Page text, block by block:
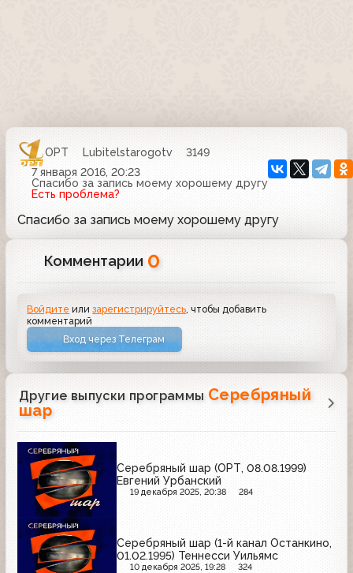
ОРТ Lubitelstarogotv
3149
7 января 2016, 20:23
Спасибо за запись моему хорошему другу
Есть проблема?
Спасибо за запись моему хорошему другу
Комментарии 0
Войдите илизарегистрируйтесь , чтобы добавить
комментарий
Вход через Телеграм
Другие выпуски программы Серебряный
шар
Серебряный шар (ОРТ, 08.08.1999)
Евгений Урбанский
19 декабря 2025, 20:38 284
Серебряный шар (1-й канал Останкино,
01.02.1995) Теннесси Уильямс
10 декабря 2025, 19:28 324